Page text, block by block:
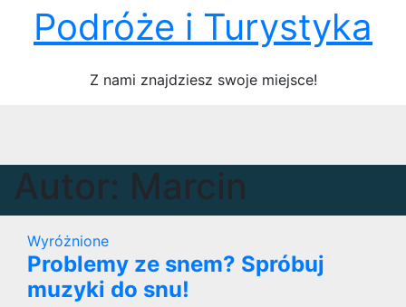
Podróże i Turystyka
Z nami znajdziesz swoje miejsce!
Autor: Marcin
Wyróżnione
Problemy ze snem? Spróbuj
muzyki do snu!